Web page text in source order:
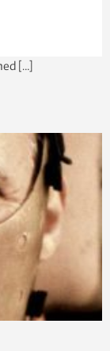
[…]